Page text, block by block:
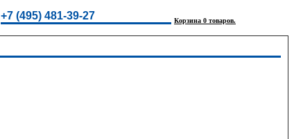
+7 (495) 481-39-27 Корзина 0 товаров.